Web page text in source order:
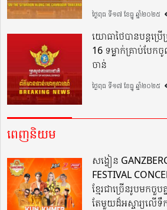
ថ្ងៃពុធ ទី១៧ ខែធ្នូ ឆ្នាំ២០២៥
យោធាថៃបានបន្តប្រ
16 ទម្លាក់គ្រាប់បែក
ចាន់
ថ្ងៃពុធ ទី១៧ ខែធ្នូ ឆ្នាំ២០២៥
ពេញនិយម
សង្វៀន
FESTIVAL
ខ្មែរជាច្រើនរូបមកចួប
តែមួយដ៏អស្ចារ្យលើទឹ